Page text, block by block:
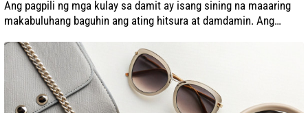
Ang pagpili ng mga kulay sa damit ay isang sining na maaaring
makabuluhang baguhin ang ating hitsura at damdamin. Ang
ating pagkatao kundi ...